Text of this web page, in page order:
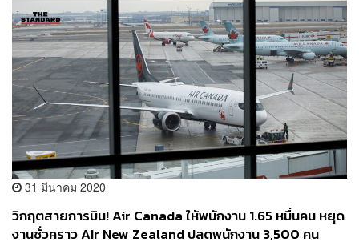
31 มีนาคม 2020
วิกฤตสายการบิน! Air Canada ให้พนักงาน 1.65 หมื่นคน หยุด
งานชั่วคราว Air New Zealand ปลดพนักงาน 3,500 คน